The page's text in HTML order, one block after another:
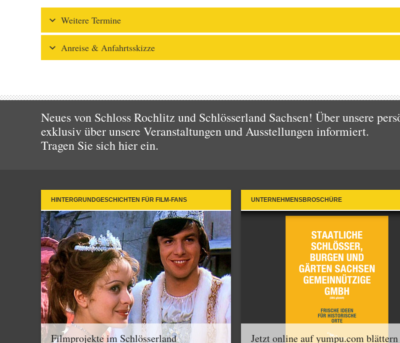
Weitere Termine
Anreise & Anfahrtsskizze
Neues von Schloss Rochlitz und Schlösserland Sachsen! Über unsere
exklusiv über unsere Veranstaltungen und Ausstellungen informiert.
Tragen Sie sich hier ein.
HINTERGRUNDGESCHICHTEN FÜR FILM-FANS
Filmprojekte im Schlösserland
UNTERNEHMENSBROSCHÜRE
Jetzt online auf yumpu.com blättern